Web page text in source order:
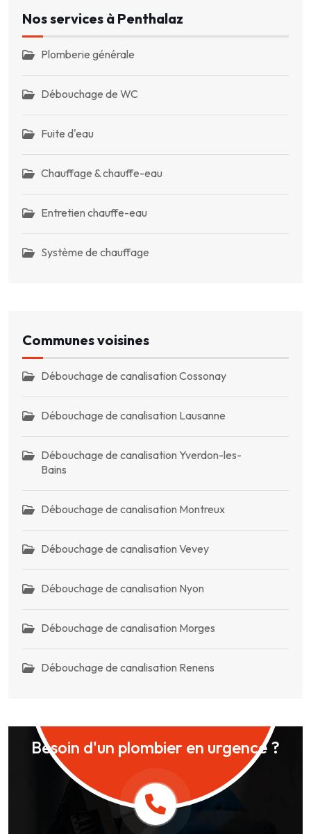
Nos services à Penthalaz
Plomberie générale
Débouchage de WC
Fuite d'eau
Chauffage & chauffe-eau
Entretien chauffe-eau
Système de chauffage
Communes voisines
Débouchage de canalisation Cossonay
Débouchage de canalisation Lausanne
Débouchage de canalisation Yverdon-les-
Bains
Débouchage de canalisation Montreux
Débouchage de canalisation Vevey
Débouchage de canalisation Nyon
Débouchage de canalisation Morges
Débouchage de canalisation Renens
Besoin d'un plombier en urgence ?